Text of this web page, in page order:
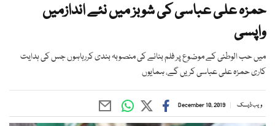
حمزہ علی عباسی کی شوبز میں نئے اندازمیں
واپسی
میں حب الوطنی کے موضوع پر فلم بنانے کی منصوبہ بندی کررہاہوں جس کی ہدایت
کاری حمزہ علی عباسی کریں گے، ہمایوں
ویب ڈیسک December 10, 2019